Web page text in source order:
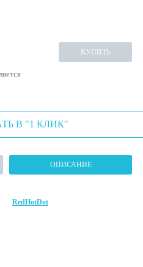
КУПИТЬ
В "1 КЛИК"
ОПИСАНИЕ
RedHotDot